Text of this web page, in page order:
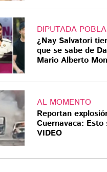
DIPUTADA
¿Nay Salvatori
que se sabe de
Mario Alberto
AL MOMENTO
Reportan
Cuernavaca: Esto
VIDEO